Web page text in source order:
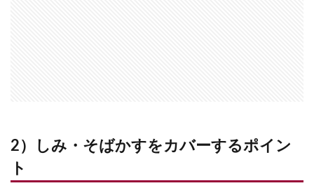
2）しみ・そばかすをカバーするポイン
ト